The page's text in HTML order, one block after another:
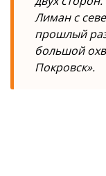
Лиман с
прошлый
большой
Покровск».